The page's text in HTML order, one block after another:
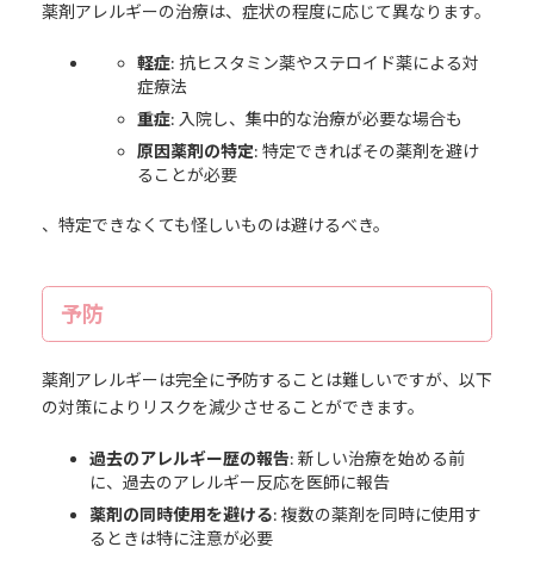
薬剤アレルギーの治療は、症状の程度に応じて異なります。
軽症: 抗ヒスタミン薬やステロイド薬による対
症療法
重症: 入院し、集中的な治療が必要な場合も
原因薬剤の特定: 特定できればその薬剤を避け
ることが必要
、特定できなくても怪しいものは避けるべき。
予防
薬剤アレルギーは完全に予防することは難しいですが、以下
の対策によりリスクを減少させることができます。
過去のアレルギー歴の報告: 新しい治療を始める前
に、過去のアレルギー反応を医師に報告
薬剤の同時使用を避ける: 複数の薬剤を同時に使用す
るときは特に注意が必要